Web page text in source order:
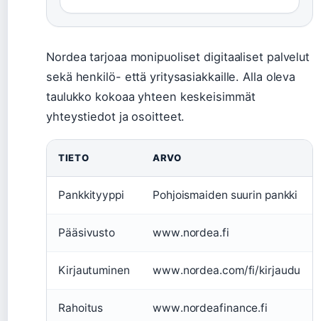
Nordea tarjoaa monipuoliset digitaaliset palvelut
sekä henkilö- että yritysasiakkaille. Alla oleva
taulukko kokoaa yhteen keskeisimmät
yhteystiedot ja osoitteet.
TIETO ARVO
Pankkityyppi Pohjoismaiden suurin pankki
Pääsivusto www.nordea.fi
Kirjautuminen www.nordea.com/fi/kirjaudu
Rahoitus www.nordeafinance.fi